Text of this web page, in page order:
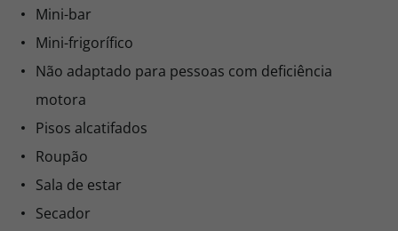
Mini-bar
Mini-frigorífico
Não adaptado para pessoas com deficiência
motora
Pisos alcatifados
Roupão
Sala de estar
Secador